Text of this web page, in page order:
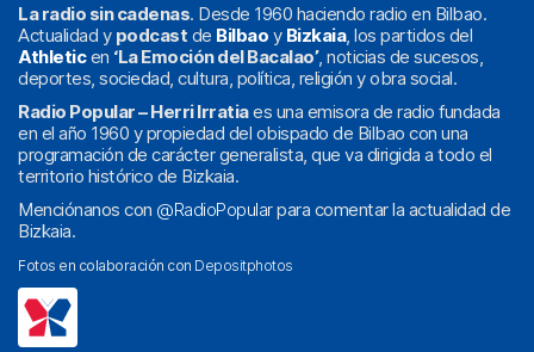
La radio sin cadenas. Desde 1960 haciendo radio en Bilbao.
Actualidad y podcast de Bilbao y Bizkaia, los partidos del
Athleticen ‘La Emoción del Bacalao’, noticias de sucesos,
deportes, sociedad, cultura, política, religión y obra social.
Radio Popular – Herri Irratiaes una emisora de radio fundada
en el año 1960 y propiedad del obispado de Bilbao con una
programación de carácter generalista, que va dirigida a todo el
territorio histórico de Bizkaia.
Menciónanos con @RadioPopularpara comentar la actualidad de
Bizkaia.
Fotos en colaboración con Depositphotos